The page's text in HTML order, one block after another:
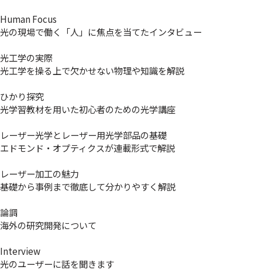
Human Focus
光の現場で働く「人」に焦点を当てたインタビュー
光工学の実際
光工学を操る上で欠かせない物理や知識を解説
ひかり探究
光学習教材を用いた初心者のための光学講座
レーザー光学とレーザー用光学部品の基礎
エドモンド・オプティクスが連載形式で解説
レーザー加工の魅力
基礎から事例まで徹底して分かりやすく解説
論調
海外の研究開発について
Interview
光のユーザーに話を聞きます